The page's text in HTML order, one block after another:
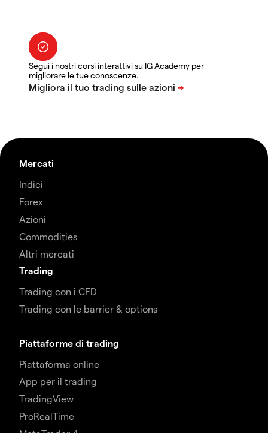
Segui i nostri corsi interattivi su IG Academy per
migliorare le tue conoscenze.
Mercati
Indici
Forex
Azioni
Commodities
Altri mercati
Trading
Trading con i CFD
Trading con le barrier & options
Piattaforme di trading
Piattaforma online
App per il trading
TradingView
ProRealTime